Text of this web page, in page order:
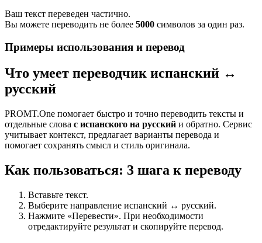
Ваш текст переведен частично.
Вы можете переводить не более 5000 символов за один раз.
Примеры использования и перевод
Что умеет переводчик испанский ↔
русский
PROMT.One помогает быстро и точно переводить тексты и
отдельные слова с испанского на русский и обратно. Сервис
учитывает контекст, предлагает варианты перевода и
помогает сохранять смысл и стиль оригинала.
Как пользоваться: 3 шага к переводу
Вставьте текст.
Выберите направление испанский ↔ русский.
Нажмите «Перевести». При необходимости
отредактируйте результат и скопируйте перевод.